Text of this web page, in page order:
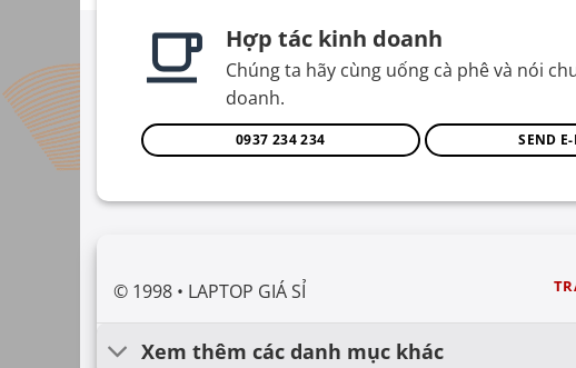
Hợp tác kinh doanh
Chúng ta hãy cùng uống cà phê và nói
doanh.
0937 234 234 SEND
© 1998 • LAPTOP GIÁ SỈ
Xem thêm các danh mục khác